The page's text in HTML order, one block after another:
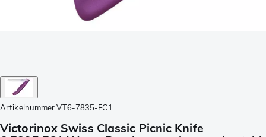
Artikelnummer VT6-7835-FC1
Victorinox Swiss Classic Picnic Knife